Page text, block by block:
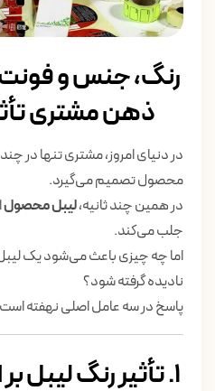
رنگ، جنس و
ذهن مشتری
در دنیای امروز، مشتری تنها در
محصول تصمیم می‌گیرد.
در همین چند ثانیه،لیبل محصول
جلب می‌کند.
اما چه چیزی باعث می‌شود یک
نادیده گرفته شود؟
پاسخ در سه عامل اصلی نهفته